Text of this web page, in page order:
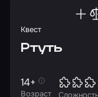
Квест
Ртуть
Возраст
14+